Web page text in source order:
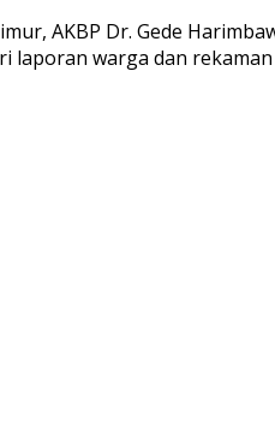
AKBP Dr. Gede
laporan warga dan